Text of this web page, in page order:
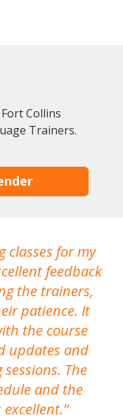
Collins
Trainers.
classes for my
feedback
the trainers,
patience. It
the course
updates and
The
and the
excellent.